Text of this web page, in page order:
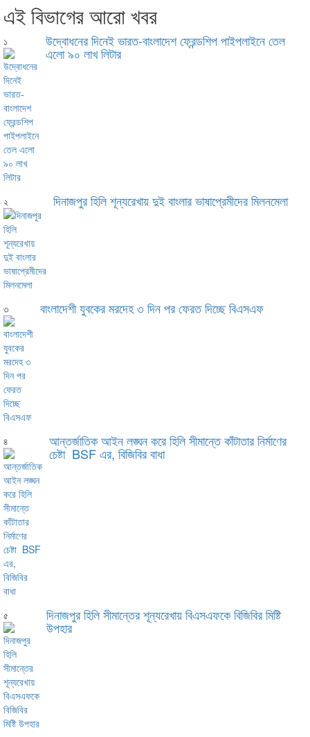
এই বিভাগের আরো খবর
১ উদ্বোধনের দিনেই ভারত-বাংলাদেশ ফ্রেন্ডশিপ পাইপলাইনে তেল
এলো ৯০ লাখ লিটার
২ দিনাজপুর হিলি শূন্যরেখায় দুই বাংলার ভাষাপ্রেমীদের মিলনমেলা
৩ বাংলাদেশী যুবকের মরদেহ ৩ দিন পর ফেরত দিচ্ছে বিএসএফ
৪ আন্তর্জাতিক আইন লঙ্ঘন করে হিলি সীমান্তে কাঁটাতার নির্মাণের
চেষ্টা BSF এর, বিজিবির বাধা
৫ দিনাজপুর হিলি সীমান্তের শূন্যরেখায় বিএসএফকে বিজিবির মিষ্টি
উপহার